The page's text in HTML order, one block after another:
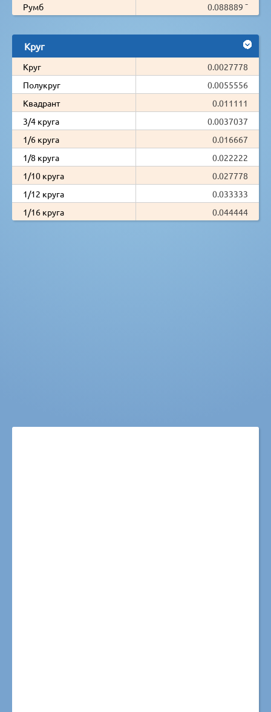
Румб
0.088889 ¯
Круг
Круг
0.0027778
Полукруг
0.0055556
Квадрант
0.011111
3/4 круга
0.0037037
1/6 круга
0.016667
1/8 круга
0.022222
1/10 круга
0.027778
1/12 круга
0.033333
1/16 круга
0.044444